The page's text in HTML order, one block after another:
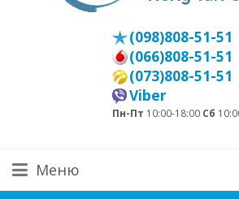
(098)808-51-51
(066)808-51-51
(073)808-51-51
Viber
Пн-Пт 10:00-18:00 Сб
Меню